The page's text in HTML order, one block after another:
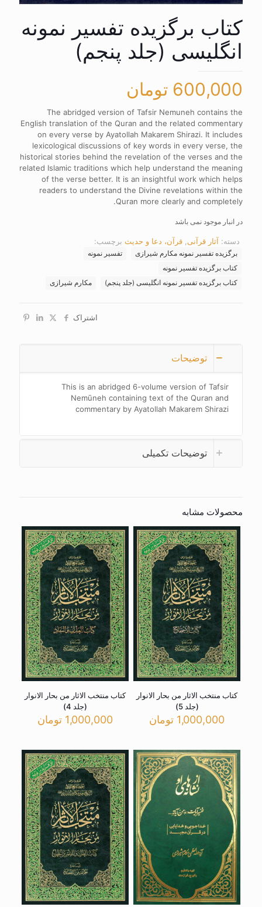
کتاب برگزیده تفسیر نمونه
انگلیسی (جلد پنجم)
600,000 تومان
The abridged version of Tafsir Nemuneh contains the
English translation of the Quran and the related commentary
on every verse by Ayatollah Makarem Shirazi. It includes
lexicological discussions of key words in every verse, the
historical stories behind the revelation of the verses and the
related Islamic traditions which help understand the meaning
of the verse better. It is an insightful work which helps
readers to understand the Divine revelations within the
Quran more clearly and completely.
در انبار موجود نمی باشد
دسته: آثار قرآنی قرآن، دعا و حدیث برچسب:
برگزیده تفسیر نمونه مکارم شیرازی
تفسیر نمونه
کتاب برگزیده تفسیر نمونه
کتاب برگزیده تفسیر نمونه انگلیسی (جلد پنجم)
مکارم شیرازی
اشتراک
توضیحات
This is an abridged 6-volume version of Tafsir
Nemūneh containing text of the Quran and
commentary by Ayatollah Makarem Shirazi
توضیحات تکمیلی
محصولات مشابه
کتاب منتخب الاثار من بحار الانوار
(جلد 5)
1,000,000 تومان
کتاب منتخب الاثار من بحار الانوار
(جلد 4)
1,000,000 تومان